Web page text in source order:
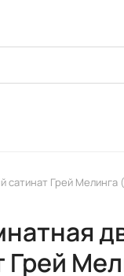
сатинат Грей Мелинга
Грей